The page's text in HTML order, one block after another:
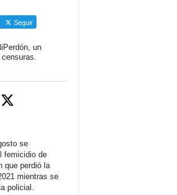
Seguir
un
se
femicidio de
que perdió la
mientras se
policial.